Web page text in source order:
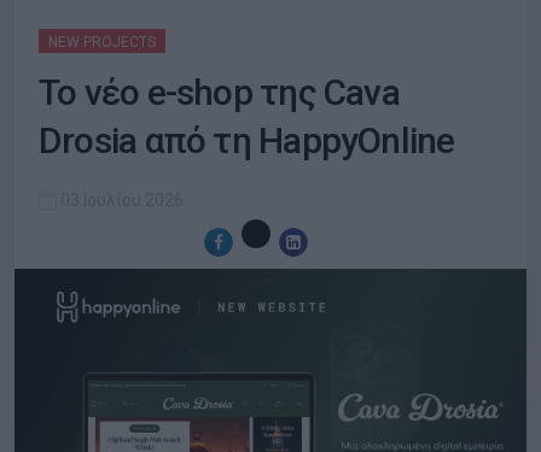
NEW PROJECTS
Το νέο e-shop της Cava
Drosia από τη HappyOnline